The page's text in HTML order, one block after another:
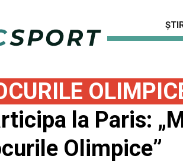
la Paris:
Olimpice”